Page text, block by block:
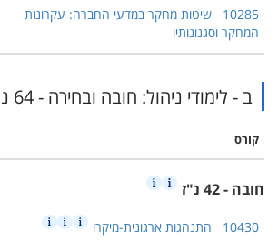
10285 שיטות מחקר במדעי החברה: עקרונות
המחקר וסגנונותיו
ב - לימודי ניהול: חובה ובחירה - 64 נ"ז
קורס
חובה - 42 נ"ז
10430 התנהגות ארגונית-מיקרו